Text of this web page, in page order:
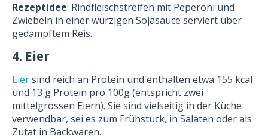
Rezeptidee: Rindfleischstreifen mit Peperoni und
Zwiebeln in einer würzigen Sojasauce serviert über
gedämpftem Reis.
4. Eier
Eiersind reich an Protein und enthalten etwa 155 kcal
und 13 g Protein pro 100g (entspricht zwei
mittelgrossen Eiern). Sie sind vielseitig in der Küche
verwendbar, sei es zum Frühstück, in Salaten oder als
Zutat in Backwaren.